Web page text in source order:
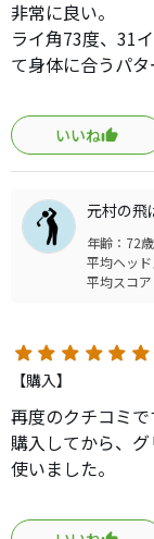
非常に良い。
ライ角73度、31
て身体に合うパタ
買うなら必ずフ
群に良い。
大体170センチ以
いいね
元村の飛
年齢：72歳
平均ヘッ
平均スコ
【購入】
再度のクチコミで
購入してから、
使いました。
やっと、距離感
ました。